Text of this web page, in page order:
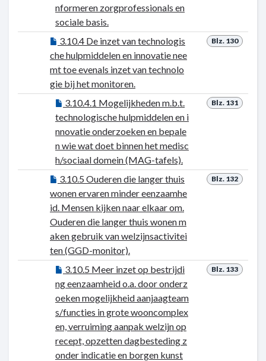
nformeren zorgprofessionals en
sociale basis.
Blz. 130
3.10.4 De inzet van technologis
che hulpmiddelen en innovatie nee
mt toe evenals inzet van technolo
gie bij het monitoren.
Blz. 131
3.10.4.1 Mogelijkheden m.b.t.
technologische hulpmiddelen en i
nnovatie onderzoeken en bepale
n wie wat doet binnen het medisc
h/sociaal domein (MAG-tafels).
Blz. 132
3.10.5 Ouderen die langer thuis
wonen ervaren minder eenzaamhe
id. Mensen kijken naar elkaar om.
Ouderen die langer thuis wonen m
aken gebruik van welzijnsactivitei
ten (GGD-monitor).
Blz. 133
3.10.5 Meer inzet op bestrijdi
ng eenzaamheid o.a. door onderz
oeken mogelijkheid aanjaagteam
s/functies in grote wooncomplex
en, verruiming aanpak welzijn op
recept, opzetten dagbesteding z
onder indicatie en borgen kunst